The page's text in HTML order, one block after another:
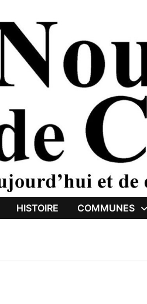
HISTOIRE COMMUNES